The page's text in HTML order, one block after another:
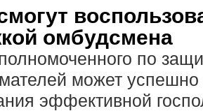
омбудсмена
по
может успешно
эффективной